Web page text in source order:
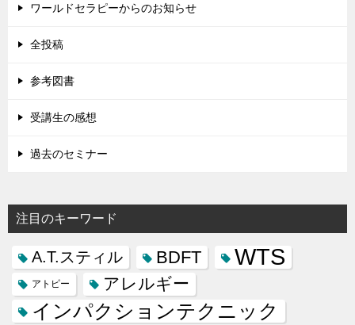
ワールドセラピーからのお知らせ
全投稿
参考図書
受講生の感想
過去のセミナー
注目のキーワード
A.T.スティル BDFT WTS
アトピー アレルギー
インパクションテクニック